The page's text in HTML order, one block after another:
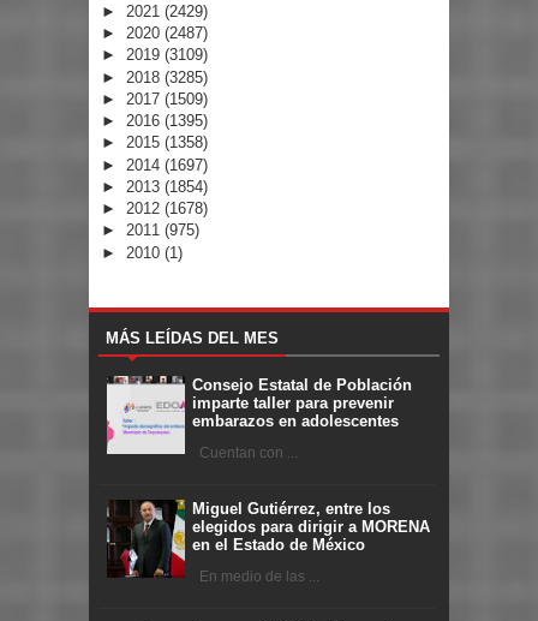
► 2021 (2429)
► 2020 (2487)
► 2019 (3109)
► 2018 (3285)
► 2017 (1509)
► 2016 (1395)
► 2015 (1358)
► 2014 (1697)
► 2013 (1854)
► 2012 (1678)
► 2011 (975)
► 2010 (1)
MÁS LEÍDAS DEL MES
Consejo Estatal de Población
imparte taller para prevenir
embarazos en adolescentes
Cuentan con ...
Miguel Gutiérrez, entre los
elegidos para dirigir a MORENA
en el Estado de México
En medio de las ...